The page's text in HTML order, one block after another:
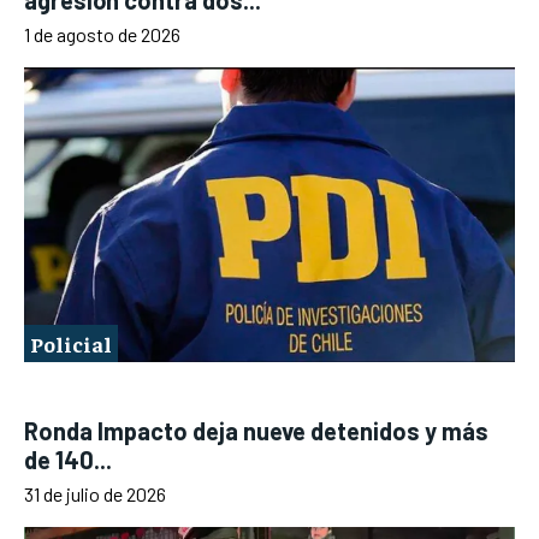
1 de agosto de 2026
Policial
Ronda Impacto deja nueve detenidos y más
de 140...
31 de julio de 2026